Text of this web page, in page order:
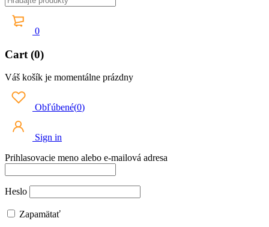
0
Cart (0)
Váš košík je momentálne prázdny
Obľúbené(0)
Sign in
Prihlasovacie meno alebo e-mailová adresa
Heslo
Zapamätať